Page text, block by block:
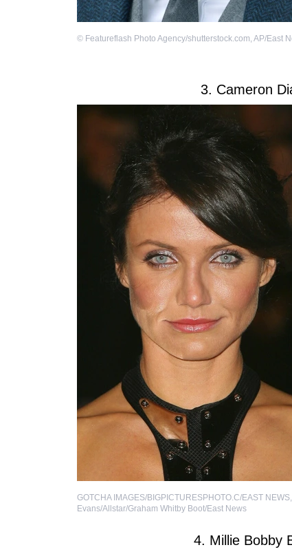
© Featureflash Photo Agency/shutterstock.com, AP/East
3. Cameron
GOTCHA IMAGES/BIGPICTURESPHOTO.C/EAST NEWS,
Evans/Allstar/Graham Whitby Boot/East News
4. Millie Bobby